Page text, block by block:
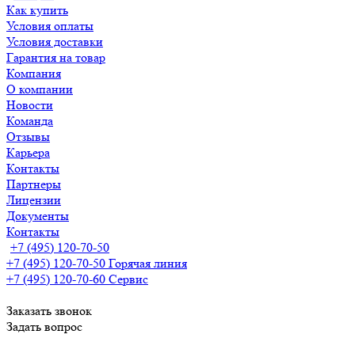
Как купить
Условия оплаты
Условия доставки
Гарантия на товар
Компания
О компании
Новости
Команда
Отзывы
Карьера
Контакты
Партнеры
Лицензии
Документы
Контакты
+7 (495) 120-70-50
+7 (495) 120-70-50 Горячая линия
+7 (495) 120-70-60 Сервис
Заказать звонок
Задать вопрос